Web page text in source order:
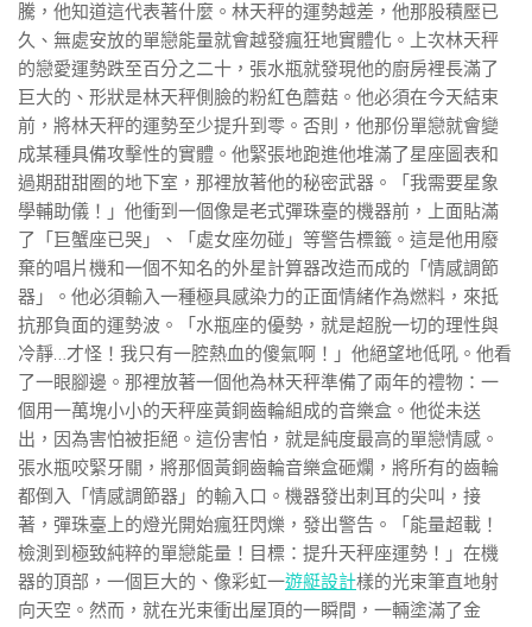
騰，他知道這代表著什麼。林天秤的運勢越差，他那股積壓已
久、無處安放的單戀能量就會越發瘋狂地實體化。上次林天秤
的戀愛運勢跌至百分之二十，張水瓶就發現他的廚房裡長滿了
巨大的、形狀是林天秤側臉的粉紅色蘑菇。他必須在今天結束
前，將林天秤的運勢至少提升到零。否則，他那份單戀就會變
成某種具備攻擊性的實體。他緊張地跑進他堆滿了星座圖表和
過期甜甜圈的地下室，那裡放著他的秘密武器。「我需要星象
學輔助儀！」他衝到一個像是老式彈珠臺的機器前，上面貼滿
了「巨蟹座已哭」、「處女座勿碰」等警告標籤。這是他用廢
棄的唱片機和一個不知名的外星計算器改造而成的「情感調節
器」。他必須輸入一種極具感染力的正面情緒作為燃料，來抵
抗那負面的運勢波。「水瓶座的優勢，就是超脫一切的理性與
冷靜…才怪！我只有一腔熱血的傻氣啊！」他絕望地低吼。他看
了一眼腳邊。那裡放著一個他為林天秤準備了兩年的禮物：一
個用一萬塊小小的天秤座黃銅齒輪組成的音樂盒。他從未送
出，因為害怕被拒絕。這份害怕，就是純度最高的單戀情感。
張水瓶咬緊牙關，將那個黃銅齒輪音樂盒砸爛，將所有的齒輪
都倒入「情感調節器」的輸入口。機器發出刺耳的尖叫，接
著，彈珠臺上的燈光開始瘋狂閃爍，發出警告。「能量超載！
檢測到極致純粹的單戀能量！目標：提升天秤座運勢！」在機
器的頂部，一個巨大的、像彩虹一遊艇設計樣的光束筆直地射
向天空。然而，就在光束衝出屋頂的一瞬間，一輛塗滿了金